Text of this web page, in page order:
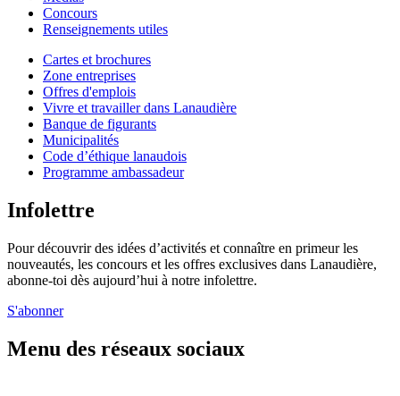
Concours
Renseignements utiles
Cartes et brochures
Zone entreprises
Offres d'emplois
Vivre et travailler dans Lanaudière
Banque de figurants
Municipalités
Code d’éthique lanaudois
Programme ambassadeur
Infolettre
Pour découvrir des idées d’activités et connaître en primeur les
nouveautés, les concours et les offres exclusives dans Lanaudière,
abonne-toi dès aujourd’hui à notre infolettre.
S'abonner
Menu des réseaux sociaux